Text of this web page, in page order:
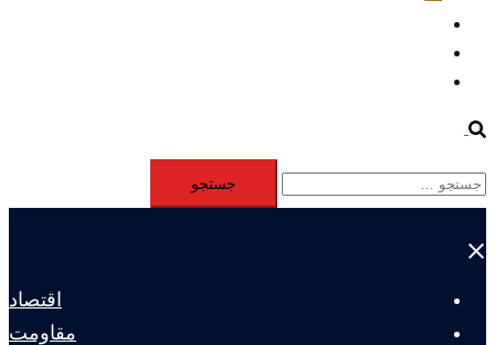
Search
جستجو
برای:
Close
اقتصاد
مقاومت